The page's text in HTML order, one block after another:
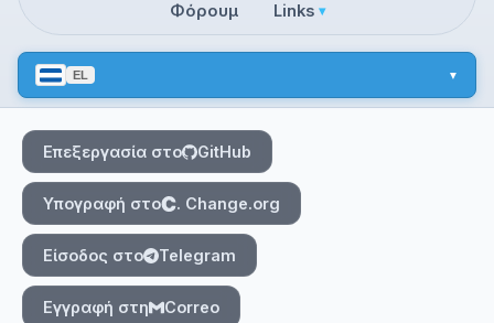
Φόρουμ
Links ▾
EL
Επεξεργασία στο GitHub
Υπογραφή στο . Change.org
Είσοδος στο Telegram
Εγγραφή στη Correo